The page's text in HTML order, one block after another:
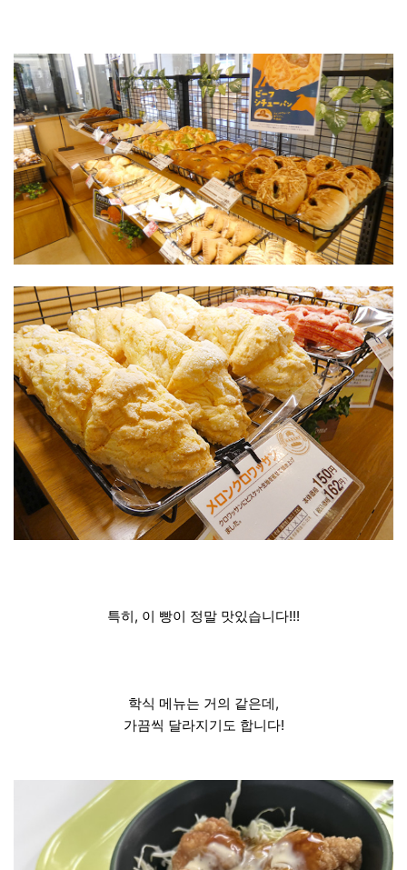
특히, 이 빵이 정말 맛있습니다!!!
학식 메뉴는 거의 같은데,
가끔씩 달라지기도 합니다!